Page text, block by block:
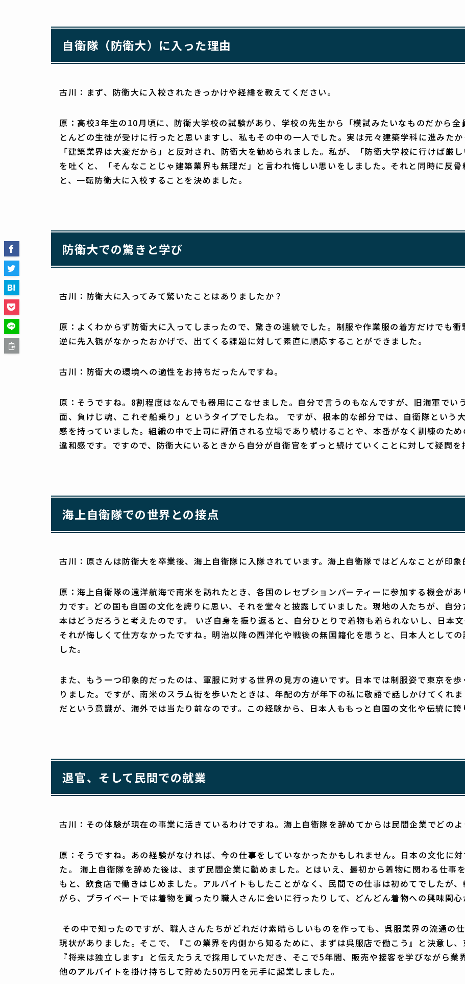
自衛隊（防衛大）に入った理由
古川：まず、防衛大に入校されたきっかけや経緯を教えてください。
原：高校3年生の10月頃に、防衛大学校の試験があり、学校の先生から「模試みたいなものだから
とんどの生徒が受けに行ったと思いますし、私もその中の一人でした。実は元々建築学科に進みた
「建築業界は大変だから」と反対され、防衛大を勧められました。私が、「防衛大学校に行けば厳
を吐くと、「そんなことじゃ建築業界も無理だ」と言われ悔しい思いをしました。それと同時に反骨
と、一転防衛大に入校することを決めました。
防衛大での驚きと学び
古川：防衛大に入ってみて驚いたことはありましたか？
原：よくわからず防衛大に入ってしまったので、驚きの連続でした。制服や作業服の着方だけでも
逆に先入観がなかったおかげで、出てくる課題に対して素直に順応することができました。
古川：防衛大の環境への適性をお持ちだったんですね。
原：そうですね。8割程度はなんでも器用にこなせました。自分で言うのもなんですが、旧海軍でい
面、負けじ魂、これぞ船乗り」というタイプでしたね。 ですが、根本的な部分では、自衛隊という
感を持っていました。組織の中で上司に評価される立場であり続けることや、本番がなく訓練のた
違和感です。ですので、防衛大にいるときから自分が自衛官をずっと続けていくことに対して疑問を
海上自衛隊での世界との接点
古川：原さんは防衛大を卒業後、海上自衛隊に入隊されています。海上自衛隊ではどんなことが印象
原：海上自衛隊の遠洋航海で南米を訪れたとき、各国のレセプションパーティーに参加する機会が
力です。どの国も自国の文化を誇りに思い、それを堂々と披露していました。現地の人たちが、自
本はどうだろうと考えたのです。 いざ自身を振り返ると、自分ひとりで着物も着られないし、日本
それが悔しくて仕方なかったですね。明治以降の西洋化や戦後の無国籍化を思うと、日本人として
した。
また、もう一つ印象的だったのは、軍服に対する世界の見方の違いです。日本では制服姿で東京を
りました。ですが、南米のスラム街を歩いたときは、年配の方が年下の私に敬語で話しかけてくれ
だという意識が、海外では当たり前なのです。この経験から、日本人ももっと自国の文化や伝統に
退官、そして民間での就業
古川：その体験が現在の事業に活きているわけですね。海上自衛隊を辞めてからは民間企業でどの
原：そうですね。あの経験がなければ、今の仕事をしていなかったかもしれません。日本の文化に
た。 海上自衛隊を辞めた後は、まず民間企業に勤めました。とはいえ、最初から着物に関わる仕事
もと、飲食店で働きはじめました。アルバイトもしたことがなく、民間での仕事は初めてでしたが
がら、プライベートでは着物を買ったり職人さんに会いに行ったりして、どんどん着物への興味関心
その中で知ったのですが、職人さんたちがどれだけ素晴らしいものを作っても、呉服業界の流通の
現状がありました。そこで、『この業界を内側から知るために、まずは呉服店で働こう』と決意し
『将来は独立します』と伝えたうえで採用していただき、そこで5年間、販売や接客を学びながら業
他のアルバイトを掛け持ちして貯めた50万円を元手に起業しました。